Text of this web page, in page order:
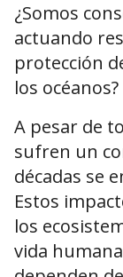
¿Somos
actuando
protección
los océanos?
A pesar de
sufren un
décadas se
Estos
los
vida